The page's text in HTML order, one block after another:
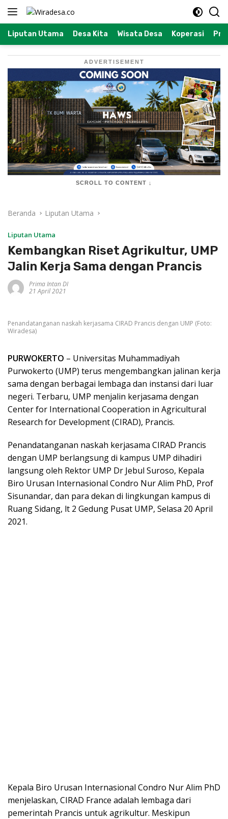
Langsung
Liputan Utama Desa Kita Wisata Desa Koperasi
ADVERTISEMENT
SCROLL TO CONTENT ↓
Beranda Liputan Utama
Liputan Utama
Kembangkan Riset Agrikultur, UMP
Jalin Kerja Sama dengan Prancis
Prima Intan DI
21 April 2021
Penandatanganan naskah kerjasama CIRAD Prancis dengan UMP (Foto:
Wiradesa)
PURWOKERTO – Universitas Muhammadiyah
Purwokerto (UMP) terus mengembangkan jalinan kerja
sama dengan berbagai lembaga dan instansi dari luar
negeri. Terbaru, UMP menjalin kerjasama dengan
Center for International Cooperation in Agricultural
Research for Development (CIRAD), Prancis.
Penandatanganan naskah kerjasama CIRAD Prancis
dengan UMP berlangsung di kampus UMP dihadiri
langsung oleh Rektor UMP Dr Jebul Suroso, Kepala
Biro Urusan Internasional Condro Nur Alim PhD, Prof
Sisunandar, dan para dekan di lingkungan kampus di
Ruang Sidang, lt 2 Gedung Pusat UMP, Selasa 20 April
2021.
Kepala Biro Urusan Internasional Condro Nur Alim PhD
menjelaskan, CIRAD France adalah lembaga dari
pemerintah Prancis untuk agrikultur. Meskipun